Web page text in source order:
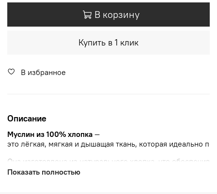
В корзину
Купить в 1 клик
В избранное
Описание
Муслин из 100% хлопка —
это лёгкая, мягкая и дышащая ткань, которая идеально
Она изготовлена из натурального хлопка, что
Показать полностью